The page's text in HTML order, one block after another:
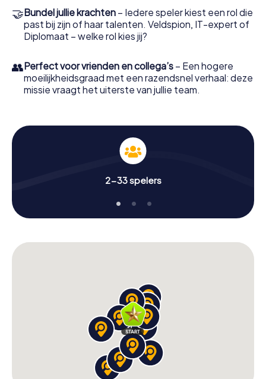
🤝Bundel jullie krachten – Iedere speler kiest een rol die
past bij zijn of haar talenten. Veldspion, IT-expert of
Diplomaat – welke rol kies jij?
👥Perfect voor vrienden en collega’s – Een hogere
moeilijkheidsgraad met een razendsnel verhaal: deze
missie vraagt het uiterste van jullie team.
2-33 spelers